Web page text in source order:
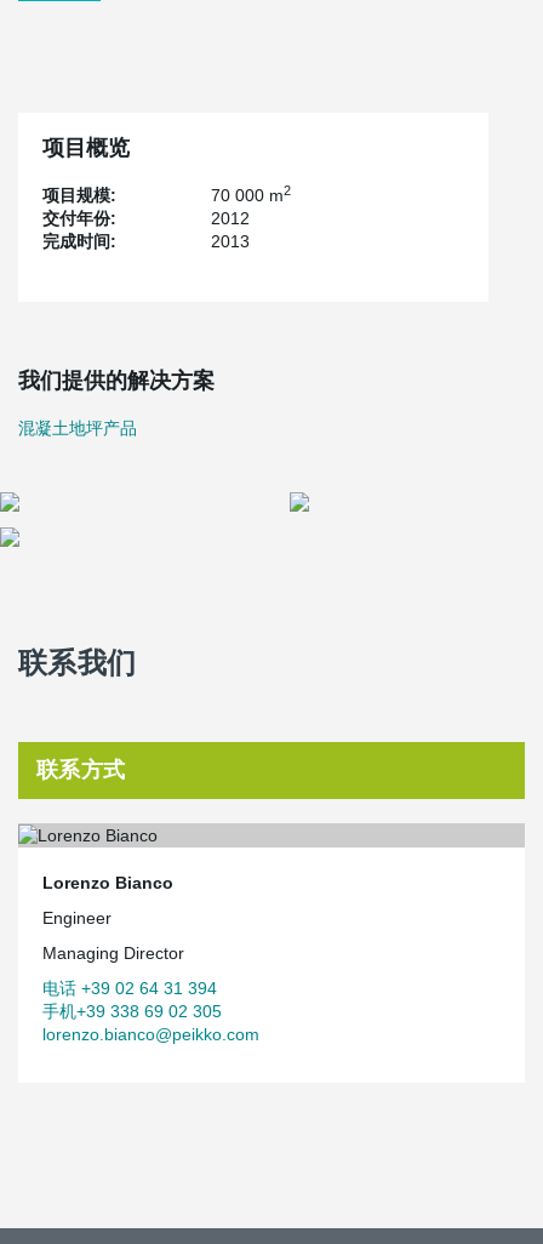
项目概览
项目规模: 70 000 m2
交付年份:
2012
完成时间:
2013
我们提供的解决方案
混凝土地坪产品
联系我们
联系方式
Lorenzo Bianco
Engineer
Managing Director
电话 +39 02 64 31 394
手机+39 338 69 02 305
lorenzo.bianco@peikko.com